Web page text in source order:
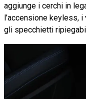
aggiunge i cerchi in
l’accensione keyless,
gli specchietti